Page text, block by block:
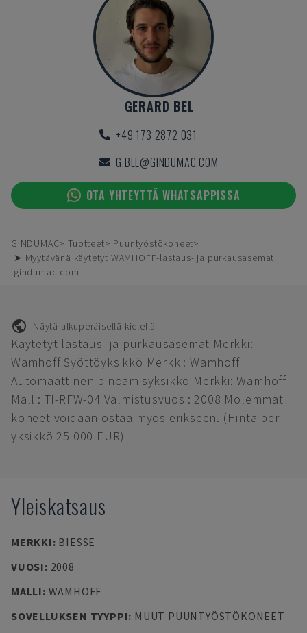
GERARD BEL
+49 173 2872 031
G.BEL@GINDUMAC.COM
OTA YHTEYTTÄ WHATSAPPISSA
GINDUMAC Tuotteet
Puuntyöstökoneet
➤ Myytävänä käytetyt WAMHOFF-lastaus- ja purkausasemat |
gindumac.com
Näytä alkuperäisellä kielellä
Käytetyt lastaus- ja purkausasemat Merkki:
Wamhoff Syöttöyksikkö Merkki: Wamhoff
Automaattinen pinoamisyksikkö Merkki: Wamhoff
Malli: TI-RFW-04 Valmistusvuosi: 2008 Molemmat
koneet voidaan ostaa myös erikseen. (Hinta per
yksikkö 25 000 EUR)
Yleiskatsaus
MERKKI: BIESSE
VUOSI: 2008
MALLI: WAMHOFF
SOVELLUKSEN TYYPPI: MUUT PUUNTYÖSTÖKONEET